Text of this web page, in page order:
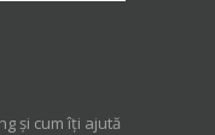
și cum îți ajută